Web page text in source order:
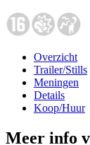
Overzicht
Trailer/Stills
Meningen
Details
Koop/Huur
Meer info